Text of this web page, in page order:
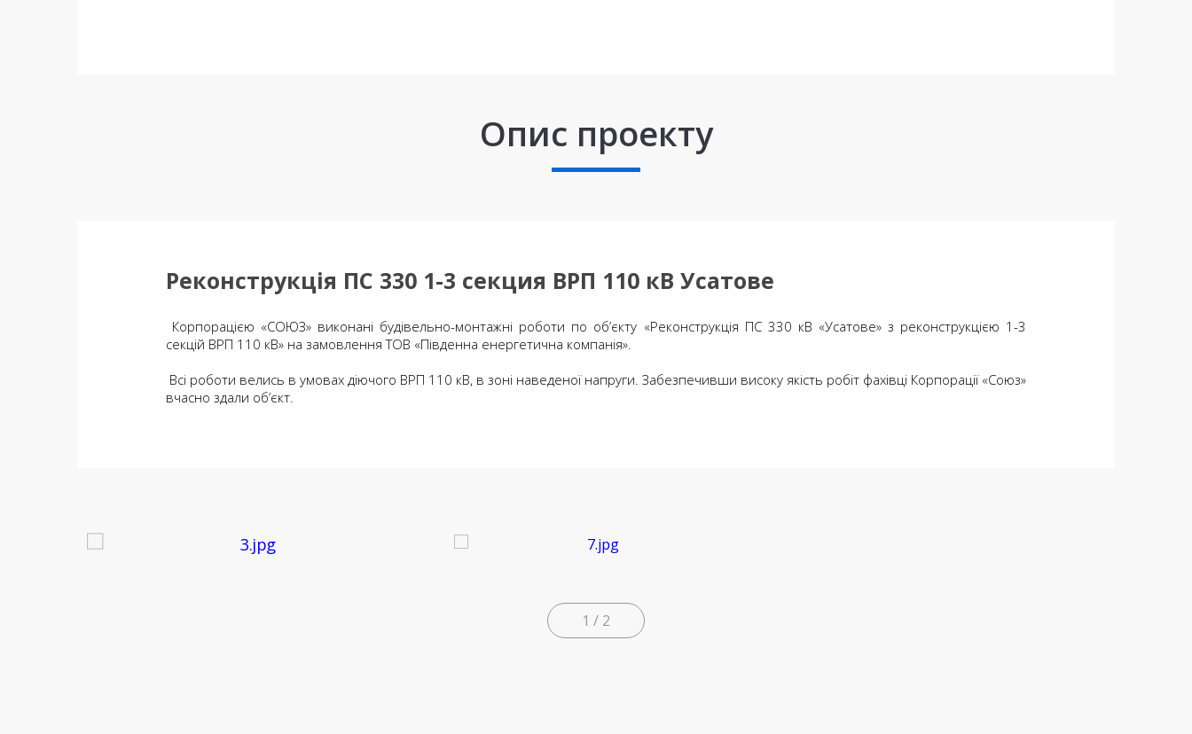
Опис проекту
Реконструкція ПС 330 1-3 секция ВРП 110 кВ Усатове
Корпорацією «СОЮЗ» виконані будівельно-монтажні роботи по об’єкту «Реконструкція ПС 330 кВ «Усатове» з реконструкцією 1-3
секцій ВРП 110 кВ» на замовлення ТОВ «Південна енергетична компанія».
Всі роботи велись в умовах діючого ВРП 110 кВ, в зоні наведеної напруги. Забезпечивши високу якість робіт фахівці Корпорації «Союз»
вчасно здали об’єкт.
1 / 2